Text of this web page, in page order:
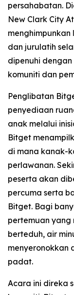
persahabatan.
New Clark City
menghimpunkan
dan jurulatih
dipenuhi
komuniti dan
Penglibatan
penyediaan
anak melalui
Bitget
di mana kanak-
perlawanan.
peserta akan
percuma serta
Bitget. Bagi
pertemuan
berteduh, air
menyeronokkan
padat.
Acara ini direka